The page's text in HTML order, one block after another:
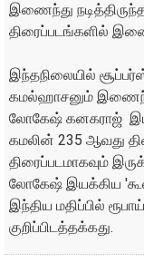
இணைந்து
திரைப்படங்களில்
இந்தநிலையில்
கமல்ஹாசனும்
லோகேஷ் கனகராஜ்
கமலின் 235 ஆவது
திரைப்படமாகவும்
லோகேஷ் இயக்கிய
இந்திய மதிப்பில்
குறிப்பிடத்தக்கது.